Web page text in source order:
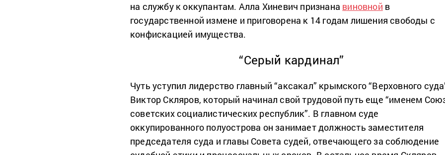
на службу к оккупантам. Алла Хиневич признана виновной в
государственной измене и приговорена к 14 годам лишения свободы с
конфискацией имущества.
“Серый кардинал”
Чуть уступил лидерство главный “аксакал” крымского “Верховного
Виктор Скляров, который начинал свой трудовой путь еще “именем
советских социалистических республик”. В главном суде
оккупированного полуострова он занимает должность заместителя
председателя суда и главы Совета судей, отвечающего за соблюдение